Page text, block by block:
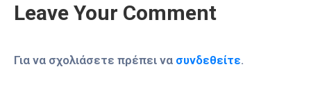
Leave Your Comment
Για να σχολιάσετε πρέπει να συνδεθείτε.